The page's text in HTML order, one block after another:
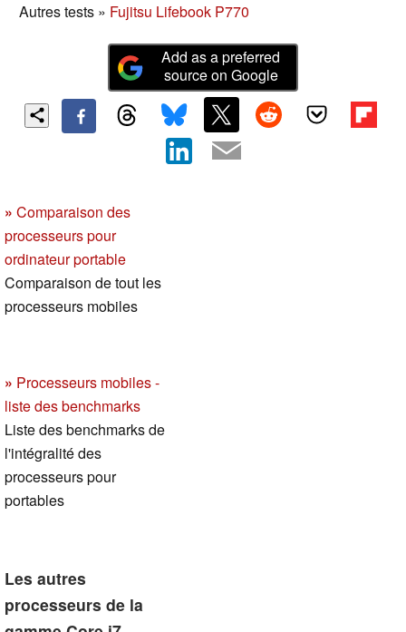
Autres tests » Fujitsu Lifebook P770
Add as a preferred
source on Google
» Comparaison des
processeurs pour
ordinateur portable
Comparaison de tout les
processeurs mobiles
» Processeurs mobiles -
liste des benchmarks
Liste des benchmarks de
l'intégralité des
processeurs pour
portables
Les autres
processeurs de la